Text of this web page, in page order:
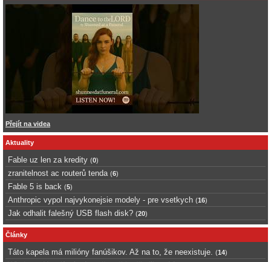
Přejít na videa
Aktuality
Fable uz len za kredity (0)
zranitelnost ac routerů tenda (6)
Fable 5 is back (5)
Anthropic vypol najvykonejsie modely - pre vsetkych (16)
Jak odhalit falešný USB flash disk? (20)
Články
Táto kapela má milióny fanúšikov. Až na to, že neexistuje. (14)